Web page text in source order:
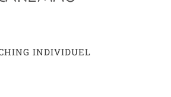
INDIVIDUEL